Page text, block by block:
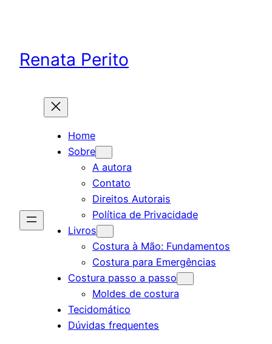
Renata Perito
Home
Sobre
A autora
Contato
Direitos Autorais
Política de Privacidade
Livros
Costura à Mão: Fundamentos
Costura para Emergências
Costura passo a passo
Moldes de costura
Tecidomático
Dúvidas frequentes